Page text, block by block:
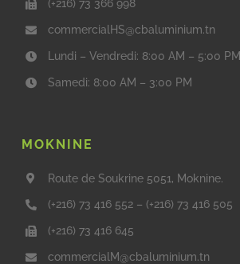
(+216) 73 366 998
commercialHS@cbaluminium.tn
Lundi – Vendredi: 8:00 AM – 5:00 PM
Samedi: 8:00 AM – 3:00 PM
MOKNINE
Route de Soukrine 5051, Moknine.
(+216) 73 416 552 – (+216) 73 416 505
(+216) 73 416 645
commercialM@cbaluminium.tn